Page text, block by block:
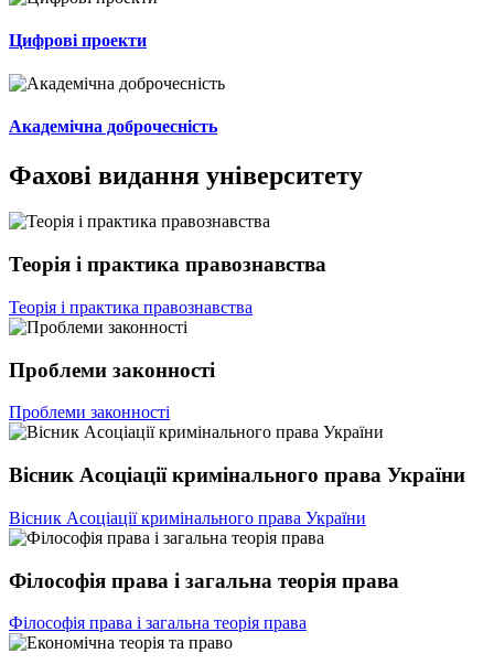
Цифрові проекти
Академічна доброчесність
Фахові видання університету
Теорія і практика правознавства
Теорія і практика правознавства
Проблеми законності
Проблеми законності
Вісник Асоціації кримінального права України
Вісник Асоціації кримінального права України
Філософія права і загальна теорія права
Філософія права і загальна теорія права